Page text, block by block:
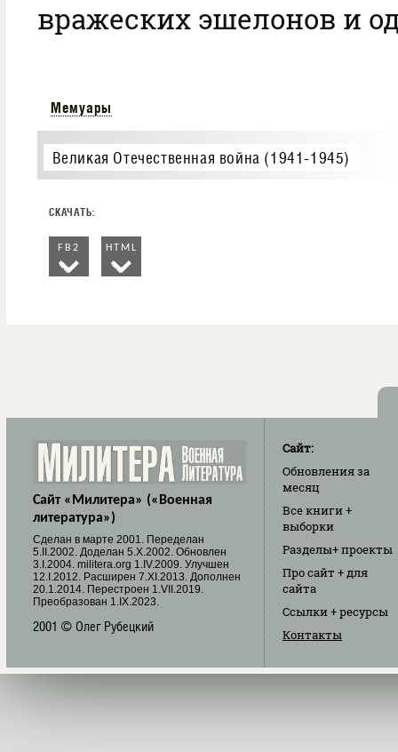
вражеских эшелонов и
Мемуары
Великая Отечественная война (1941-1945)
FB2 HTML
Сайт «Милитера» («Военная
литература»)
Cделан в марте 2001. Переделан
5.II.2002. Доделан 5.X.2002. Обновлен
3.I.2004. militera.org 1.IV.2009. Улучшен
12.I.2012. Расширен 7.XI.2013. Дополнен
20.1.2014. Перестроен 1.VII.2019.
Преобразован 1.IX.2023.
2001 © Олег Рубецкий
Сайт:
Обновленияза
месяц
Все книги+
выборки
Разделы+ проекты
Про сайт + для
сайта
Ссылки+ ресурсы
Контакты